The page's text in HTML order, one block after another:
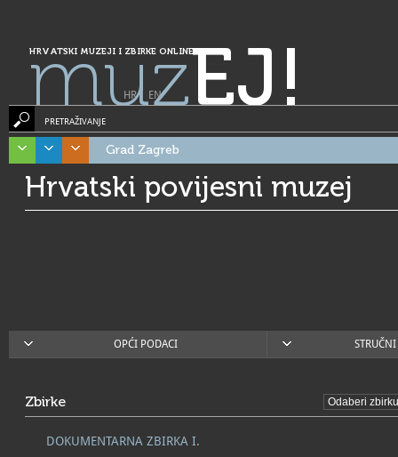
HRVATSKI MUZEJI I ZBIRKE ONLINE
muzEJ!
HR| EN
PRETRAŽIVANJE
Grad Zagreb
Hrvatski povijesni muzej
OPĆI PODACI
Zbirke
DOKUMENTARNA ZBIRKA I.